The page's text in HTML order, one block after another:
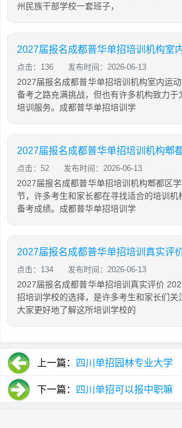
州民族干部学校一套班子，
2027届报名成都普华单招培训机构室
点击：136 发布时间：2026-06-13
2027届报名成都普华单招培训机构室内运
备考之路充满挑战，但也有许多机构致力于
培训服务。成都普华单招培训学
2027届报名成都普华单招培训机构郫
点击：52 发布时间：2026-06-13
2027届报名成都普华单招培训机构郫都区
节，许多考生和家长都在寻找适合的培训机
备考成绩。成都普华单招培训学
2027届报名成都普华单招培训真实评
点击：134 发布时间：2026-06-13
2027届报名成都普华单招培训真实评价
招培训学校的选择，是许多考生和家长们关
大家更好地了解这所培训学校的
上一篇： 四川单招园林专业大学
下一篇： 四川单招可以报中职嘛